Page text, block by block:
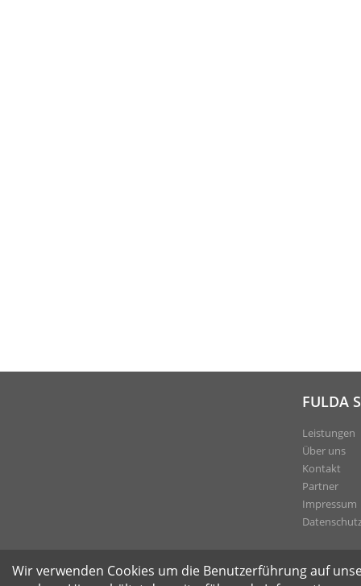
FULDA
Leistungen
Über uns
Kontakt
Partner
Impressum
Wir verwenden Cookies um die Benutzerführung auf